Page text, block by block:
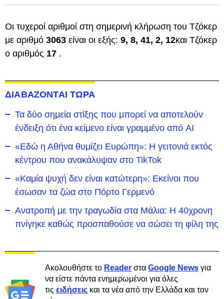
Οι τυχεροί αριθμοί στη σημερινή κλήρωση του Τζόκερ
με αριθμό 3063 είναι οι εξής: 9, 8, 41, 2, 12και Τζόκερ
ο αριθμός 17 .
ΔΙΑΒΑΖΟΝΤΑΙ ΤΩΡΑ
Τα δύο σημεία στίξης που μπορεί να αποτελούν
ένδειξη ότι ένα κείμενο είναι γραμμένο από AI
«Εδώ η Αθήνα θυμίζει Ευρώπη»: H γειτονιά εκτός
κέντρου που ανακάλυψαν στο TikTok
«Καμία ψυχή δεν είναι κατώτερη»: Εκείνοι που
έσωσαν τα ζώα στο Πόρτο Γερμενό
Ανατροπή με την τραγωδία στα Μάλια: Η 40χρονη
πνίγηκε καθώς προσπαθούσε να σώσει τη φίλη της
Ακολουθήστε το Reader στα Google News για
να είστε πάντα ενημερωμένοι για όλες
τις ειδήσεις και τα νέα από την Ελλάδα και τον